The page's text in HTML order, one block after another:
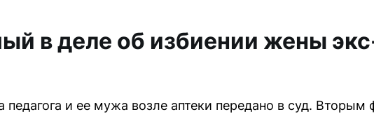
в деле об избиении жены
педагога и ее мужа возле аптеки передано в суд. Вторым